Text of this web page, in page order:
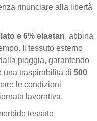
rinunciare alla libertà
e 6% elastan, abbina
Il tessuto esterno
pioggia, garantendo
una traspirabilità di 500
le condizioni
lavorativa.
tessuto